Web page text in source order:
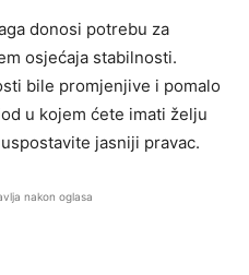
donosi potrebu za
osjećaja stabilnosti.
bile promjenjive i pomalo
u kojem ćete imati želju
jasniji pravac.
nakon oglasa